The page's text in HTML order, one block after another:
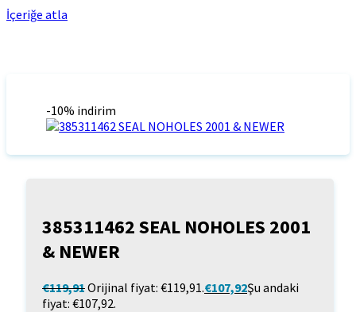
İçeriğe atla
-10% indirim
385311462 SEAL NOHOLES 2001
& NEWER
€119,91Orijinal fiyat: €119,91.€107,92Şu andaki
fiyat: €107,92.